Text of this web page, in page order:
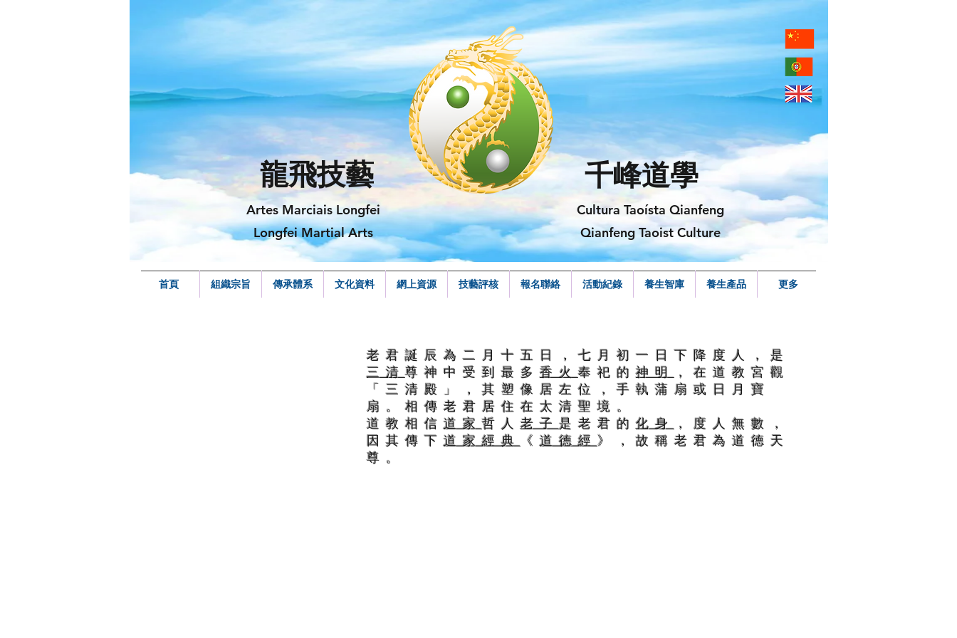
龍飛技藝 千峰道學
Longfei Martial Arts
Artes Marciais Longfei
Cultura Taoísta Qianfeng
Qianfeng Taoist Culture
首頁 組織宗旨 傳承體系 文化資料 網上資源 技藝評核 報名聯絡 活動紀錄 養生智庫 養生產品 更多
老君誕辰為二月十五日，七月初一日下降度人，是
三清尊神中受到最多香火奉祀的神明
，在道教宮觀
「三清殿」，其塑像居左位，手執蒲扇或日月寶
扇。相傳老君居住在太清聖境。
道教相信道家哲人老子 是老君的化身
，度人無數，
因其傳下道家經典 《道德經 》，故稱老君為道德天
尊。